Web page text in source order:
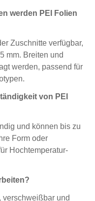
werden PEI Folien
Zuschnitte verfügbar,
mm. Breiten und
werden, passend für
von PEI
und können bis zu
Form oder
Hochtemperatur-
verschweißbar und